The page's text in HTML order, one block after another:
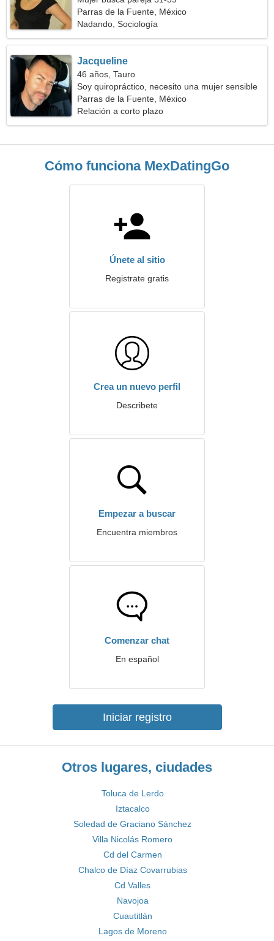
Parras de la Fuente, México
Nadando, Sociología
Jacqueline
46 años, Tauro
Soy quiropráctico, necesito una mujer sensible
Parras de la Fuente, México
Relación a corto plazo
Cómo funciona MexDatingGo
Únete al sitio
Registrate gratis
Crea un nuevo perfil
Describete
Empezar a buscar
Encuentra miembros
Comenzar chat
En español
Iniciar registro
Otros lugares, ciudades
Toluca de Lerdo
Iztacalco
Soledad de Graciano Sánchez
Villa Nicolás Romero
Cd del Carmen
Chalco de Díaz Covarrubias
Cd Valles
Navojoa
Cuautitlán
Lagos de Moreno